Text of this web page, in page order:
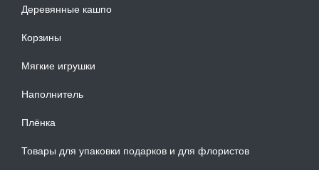
Деревянные кашпо
Корзины
Мягкие игрушки
Наполнитель
Плёнка
Товары для упаковки подарков и для флористов